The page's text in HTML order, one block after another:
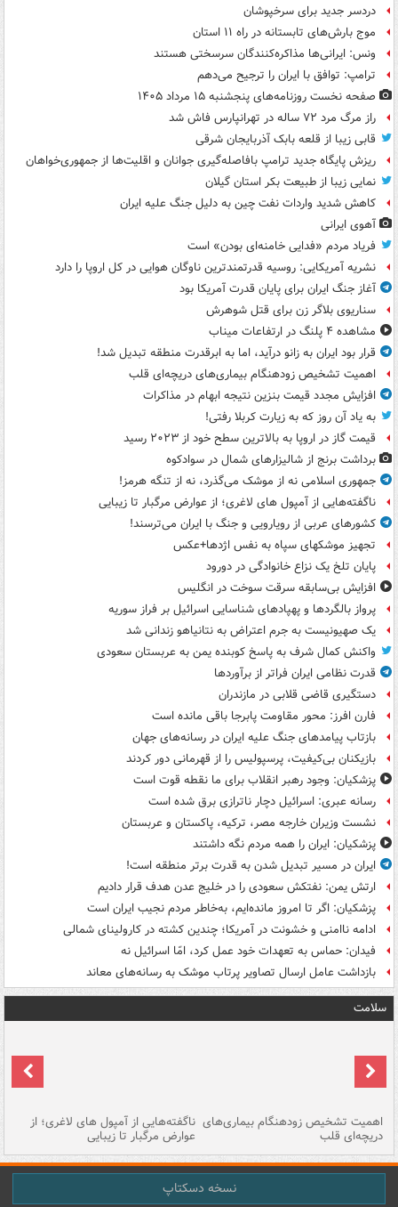
دردسر جدید برای سرخپوشان
موج بارش‌های تابستانه در راه ۱۱ استان
ونس: ایرانی‌ها مذاکره‌کنندگان سرسختی هستند
ترامپ: توافق با ایران را ترجیح می‌دهم
صفحه نخست روزنامه‌های پنجشنبه ۱۵ مرداد ۱۴۰۵
راز مرگ مرد ۷۲ ساله در تهرانپارس فاش شد
قابی زیبا از قلعه بابک آذربایجان شرقی
ریزش پایگاه جدید ترامپ بافاصله‌گیری جوانان و اقلیت‌ها از جمهوری‌خواهان
نمایی زیبا از طبیعت بکر استان گیلان
کاهش شدید واردات نفت چین به دلیل جنگ علیه ایران
آهوی ایرانی
فریاد مردم «فدایی خامنه‌ای بودن» است
نشریه آمریکایی: روسیه قدرتمندترین ناوگان هوایی در کل اروپا را دارد
آغاز جنگ ایران برای پایان قدرت آمریکا بود
سناریوی بلاگر زن برای قتل شوهرش
مشاهده ۴ پلنگ در ارتفاعات میناب
قرار بود ایران به زانو درآید، اما به ابرقدرت منطقه تبدیل شد!
اهمیت تشخیص زودهنگام بیماری‌های دریچه‌ای قلب
افزایش مجدد قیمت بنزین نتیجه ابهام در مذاکرات
به یاد آن روز که به زیارت کربلا رفتی!
قیمت گاز در اروپا به بالاترین سطح خود از ۲۰۲۳ رسید
برداشت برنج از شالیزارهای شمال در سوادکوه
جمهوری اسلامی نه از موشک می‌گذرد، نه از تنگه هرمز!
ناگفته‌هایی از آمپول های لاغری؛ از عوارض مرگبار تا زیبایی
کشورهای عربی از رویارویی و جنگ با ایران می‌ترسند!
تجهیز موشکهای سپاه به نفس اژدها+عکس
پایان تلخ یک نزاع خانوادگی در دورود
افزایش بی‌سابقه سرقت سوخت در انگلیس
پرواز بالگردها و پهپادهای شناسایی اسرائیل بر فراز سوریه
یک صهیونیست به جرم اعتراض به نتانیاهو زندانی شد
واکنش کمال شرف به پاسخ کوبنده یمن به عربستان سعودی
قدرت نظامی ایران فراتر از برآوردها
دستگیری قاضی قلابی در مازندران
فارن افرز: محور مقاومت پابرجا باقی مانده است
بازتاب پیامدهای جنگ علیه ایران در رسانه‌های جهان
بازیکنان بی‌کیفیت، پرسپولیس را از قهرمانی دور کردند
پزشکیان: وجود رهبر انقلاب برای ما نقطه قوت است
رسانه عبری: اسرائیل دچار ناترازی برق شده است
نشست وزیران خارجه مصر، ترکیه، پاکستان و عربستان
پزشکیان: ایران را همه مردم نگه داشتند
ایران در مسیر تبدیل شدن به قدرت برتر منطقه است!
ارتش یمن: نفتکش سعودی را در خلیج عدن هدف قرار دادیم
پزشکیان: اگر تا امروز مانده‌ایم، به‌خاطر مردم نجیب ایران است
ادامه ناامنی و خشونت در آمریکا؛ چندین کشته در کارولینای شمالی
فیدان: حماس به تعهدات خود عمل کرد، امّا اسرائیل نه
بازداشت عامل ارسال تصاویر پرتاب موشک به رسانه‌های معاند
سلامت
اهمیت تشخیص زودهنگام بیماری‌های
دریچه‌ای قلب
ناگفته‌هایی از آمپول های لاغری؛ از
عوارض مرگبار تا زیبایی
نسخه دسکتاپ